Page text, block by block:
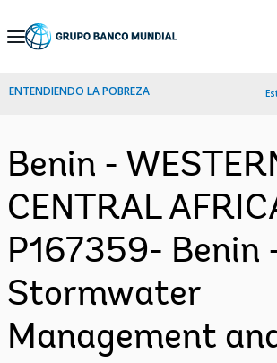
Skip
Navigation
ENTENDIENDO LA POBREZA
Benin -
CENTRAL
P167359- Benin
Stormwater
Management